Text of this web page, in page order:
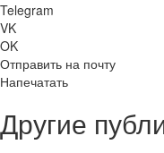
Telegram
VK
OK
Отправить на почту
Напечатать
Другие